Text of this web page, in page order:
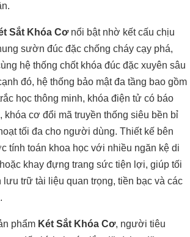
Sắt Khóa Cơnổi bật nhờ kết cấu chịu
sườn đúc đặc chống cháy cạy phá,
hệ thống chốt khóa đúc đặc xuyên sâu
đó, hệ thống bảo mật đa tầng bao gồm
học thông minh, khóa điện tử có báo
khóa cơ đổi mã truyền thống siêu bền bỉ
tối đa cho người dùng. Thiết kế bên
tính toán khoa học với nhiều ngăn kệ di
khay đựng trang sức tiện lợi, giúp tối
trữ tài liệu quan trọng, tiền bạc và các
phẩm Két Sắt Khóa Cơ, người tiêu